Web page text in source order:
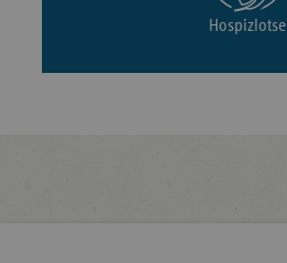
Hospizlotse